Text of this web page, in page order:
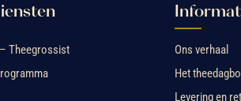
Theegrossist
Ons verhaal
Het
Levering en